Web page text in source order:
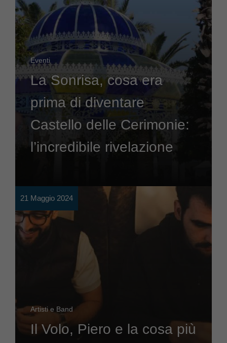
Eventi
La Sonrisa, cosa era
prima di diventare
Castello delle Cerimonie:
l’incredibile rivelazione
21 Maggio 2024
Artisti e Band
Il Volo, Piero e la cosa più